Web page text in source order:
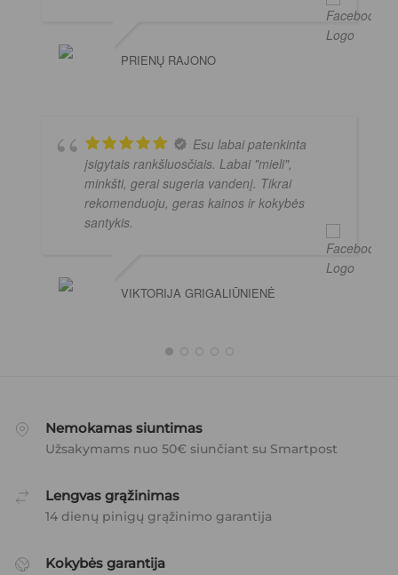
PRIENŲ RAJONO
Esu labai patenkinta
įsigytais rankšluosčiais. Labai "mieli",
minkšti, gerai sugeria vandenį. Tikrai
rekomenduoju, geras kainos ir kokybės
santykis.
VIKTORIJA GRIGALIŪNIENĖ
Nemokamas siuntimas
Užsakymams nuo 50€ siunčiant su Smartpost
Lengvas grąžinimas
14 dienų pinigų grąžinimo garantija
Kokybės garantija